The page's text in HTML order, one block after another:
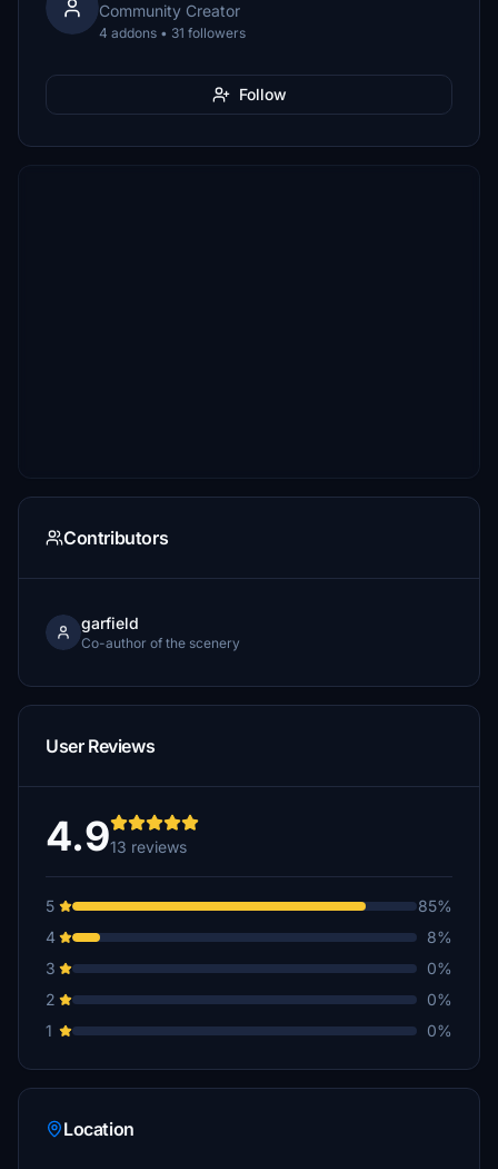
Community Creator
4 addons • 31 followers
Follow
Contributors
garfield
Co-author of the scenery
User Reviews
4.913 reviews
5
85%
4
8%
3
0%
2
0%
1
0%
Location